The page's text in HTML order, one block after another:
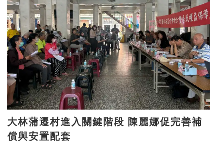
大林蒲遷村進入關鍵階段 陳麗娜促完善補
償與安置配套